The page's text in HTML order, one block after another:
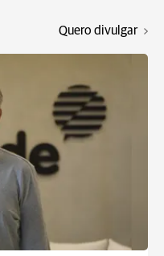
Quero divulgar